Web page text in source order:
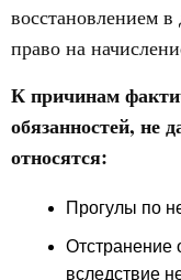
восстановлением
право на
К причинам
обязанностей, не
относятся:
Прогулы по
Отстранение
вследствие